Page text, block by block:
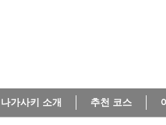
나가사키 소개 추천 코스